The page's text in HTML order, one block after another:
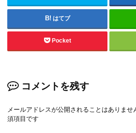
はてブ
Pocket
コメントを残す
メールアドレスが公開されることはありませ
須項目です